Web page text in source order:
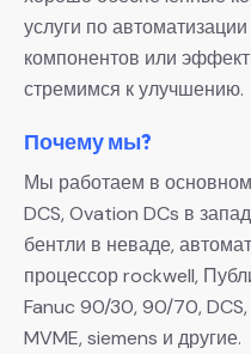
услуги по
компонентов или
стремимся к улучшению.
Почему мы?
Мы работаем в
DCS, Ovation DCs в
бентли в неваде,
процессор rockwell,
Fanuc 90/30, 90/70, DCS,
MVME, siemens и другие.